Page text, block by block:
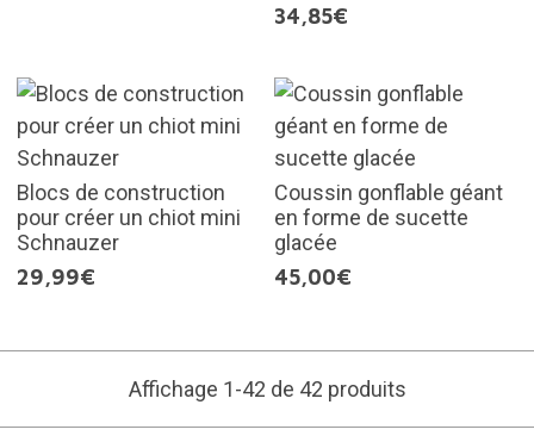
34,85€
Blocs de construction
pour créer un chiot mini
Schnauzer
29,99€
Coussin gonflable géant
en forme de sucette
glacée
45,00€
Affichage 1-42 de 42 produits